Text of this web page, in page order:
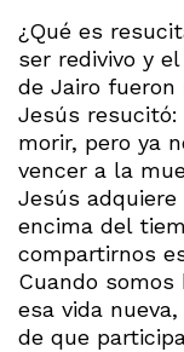
¿Qué es
ser redivivo y
de Jairo fueron
Jesús resucitó:
morir, pero ya
vencer a la
Jesús
encima del
compartirnos
Cuando
esa vida
de que